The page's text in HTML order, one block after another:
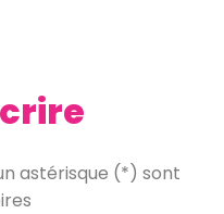
astérisque (*) sont